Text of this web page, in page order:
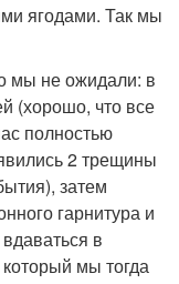
ягодами. Так мы
мы не ожидали: в
(хорошо, что все
полностью
2 трещины
затем
гарнитура и
в
мы тогда